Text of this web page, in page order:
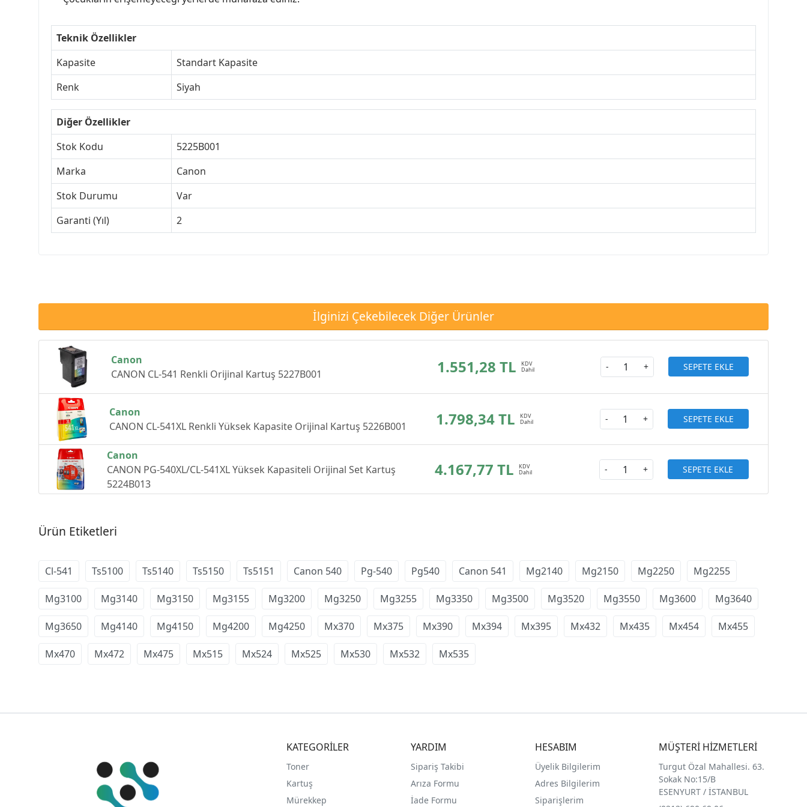
Teknik Özellikler
Kapasite
Standart Kapasite
Renk
Siyah
Diğer Özellikler
Stok Kodu
5225B001
Marka
Canon
Stok Durumu
Var
Garanti (Yıl)
2
İlginizi Çekebilecek Diğer Ürünler
Canon
CANON CL-541 Renkli Orijinal Kartuş 5227B001
1.551,28 TL - + SEPETE EKLE
Canon
CANON CL-541XL Renkli Yüksek Kapasite Orijinal Kartuş 5226B001
1.798,34 TL - + SEPETE EKLE
Canon
CANON PG-540XL/CL-541XL Yüksek Kapasiteli Orijinal Set Kartuş
5224B013
4.167,77 TL - + SEPETE EKLE
Ürün Etiketleri
Cl-541 Ts5100 Ts5140 Ts5150 Ts5151 Canon 540 Pg-540 Pg540 Canon 541 Mg2140 Mg2150 Mg2250 Mg2255
Mg3100 Mg3140 Mg3150 Mg3155 Mg3200 Mg3250 Mg3255 Mg3350 Mg3500 Mg3520 Mg3550 Mg3600 Mg3640
Mg3650 Mg4140 Mg4150 Mg4200 Mg4250 Mx370 Mx375 Mx390 Mx394 Mx395 Mx432 Mx435 Mx454 Mx455
Mx470 Mx472 Mx475 Mx515 Mx524 Mx525 Mx530 Mx532 Mx535
KATEGORİLER
Toner
Kartuş
Mürekkep
YARDIM
Sipariş Takibi
Arıza Formu
İade Formu
HESABIM
Üyelik Bilgilerim
Adres Bilgilerim
Siparişlerim
MÜŞTERİ HİZMETLERİ
Turgut Özal Mahallesi. 63.
Sokak No:15/B
ESENYURT / İSTANBUL